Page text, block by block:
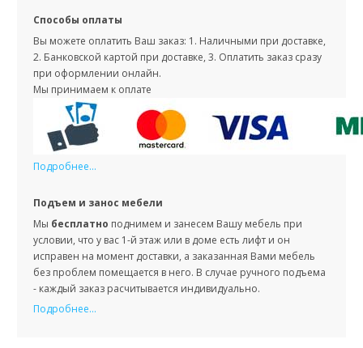
Способы оплаты
Вы можете оплатить Ваш заказ: 1. Наличными при доставке,
2. Банковской картой при доставке, 3. Оплатить заказ сразу
при оформлении онлайн.
Мы принимаем к оплате
Подробнее...
Подъем и занос мебели
Мы бесплатно поднимем и занесем Вашу мебель при
условии, что у вас 1-й этаж или в доме есть лифт и он
исправен на момент доставки, а заказанная Вами мебель
без проблем помещается в него. В случае ручного подъема
- каждый заказ расчитывается индивидуально.
Подробнее...